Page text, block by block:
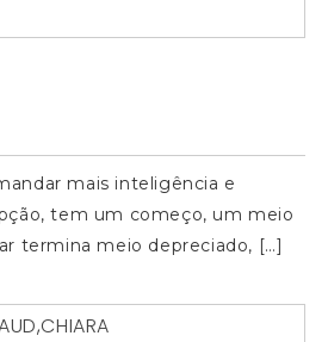
mais inteligência e
tem um começo, um meio
termina meio depreciado, […]
,CHIARA